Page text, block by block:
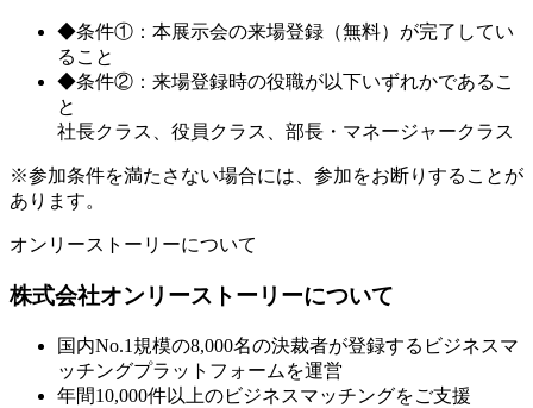
◆条件①：本展示会の来場登録（無料）が完了してい
ること
◆条件②：来場登録時の役職が以下いずれかであるこ
と
社長クラス、役員クラス、部長・マネージャークラス
※参加条件を満たさない場合には、参加をお断りすることが
あります。
オンリーストーリーについて
株式会社オンリーストーリーについて
国内No.1規模の8,000名の決裁者が登録するビジネスマ
ッチングプラットフォームを運営
年間10,000件以上のビジネスマッチングをご支援